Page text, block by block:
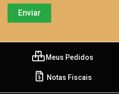
Meus Pedidos
Notas Fiscais